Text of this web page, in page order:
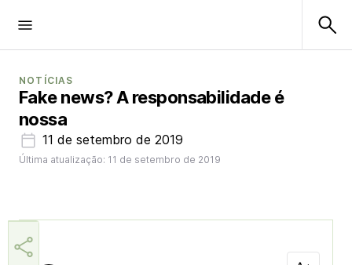
NOTÍCIAS
Fake news? A responsabilidade é
nossa
11 de setembro de 2019
Última atualização: 11 de setembro de 2019